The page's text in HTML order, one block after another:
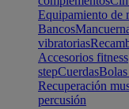
Equipamiento de
Bancos
vibratorias
Accesorios fitness
stepCuerdas
Recuperación
percusión